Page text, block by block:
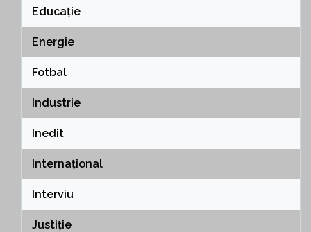
Educație
Energie
Fotbal
Industrie
Inedit
Internațional
Interviu
Justiție